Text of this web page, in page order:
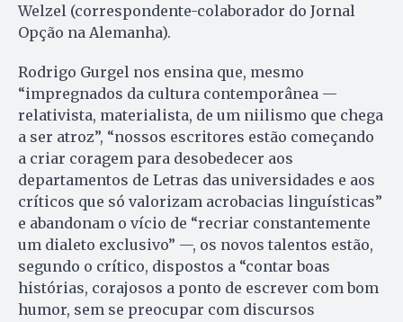
Welzel (correspondente-colaborador do Jornal
Opção na Alemanha).
Rodrigo Gurgel nos ensina que, mesmo
“impregnados da cultura contemporânea —
relativista, materialista, de um niilismo que chega
a ser atroz”, “nossos escritores estão começando
a criar coragem para desobedecer aos
departamentos de Letras das universidades e aos
críticos que só valorizam acrobacias linguísticas”
e abandonam o vício de “recriar constantemente
um dialeto exclusivo” —, os novos talentos estão,
segundo o crítico, dispostos a “contar boas
histórias, corajosos a ponto de escrever com bom
humor, sem se preocupar com discursos